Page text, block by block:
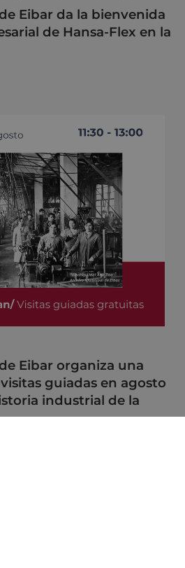
Eibar da la bienvenida
de Hansa-Flex en la
Eibar organiza una
guiadas en agosto
industrial de la